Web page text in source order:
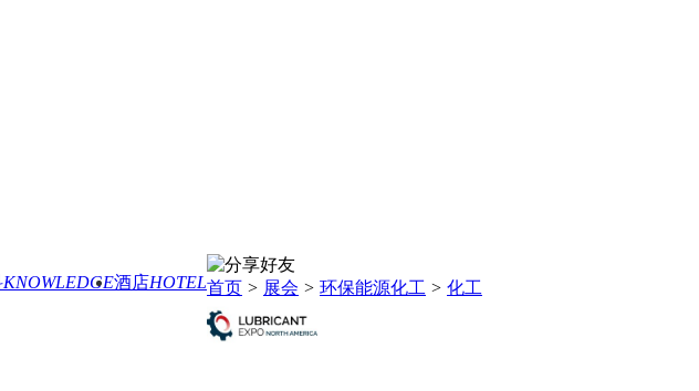
KNOWLEDGE酒店HOTEL首页 > 展会 > 环保能源化工 > 化工